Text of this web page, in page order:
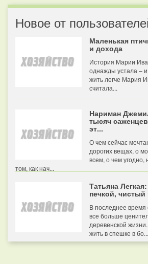
Новое от
Маленькая
и дохода
История Марии
однажды устала –
жить легче Мария
считала...
Нариман
тысяч
эт...
О чем сейчас
дорогих вещах, о
всем, о чем угодно,
том, как нач...
Татьяна
печкой, чистый
В последнее время
все больше
деревенской
жить в спешке в бо...